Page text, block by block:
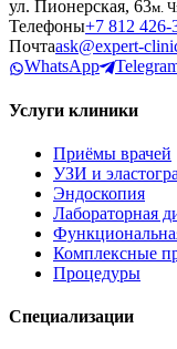
ул. Пионерская, 63м.
Телефоны+7 812
Почтаask@expert-
WhatsApp
Услуги клиники
Приёмы врачей
УЗИ и
Эндоскопия
Лабораторная
Комплексные
Процедуры
Специализации